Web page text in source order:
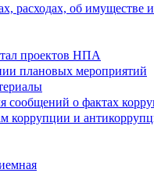
расходах, об имуществе
проектов НПА
плановых мероприятий
сообщений о фактах
коррупции и